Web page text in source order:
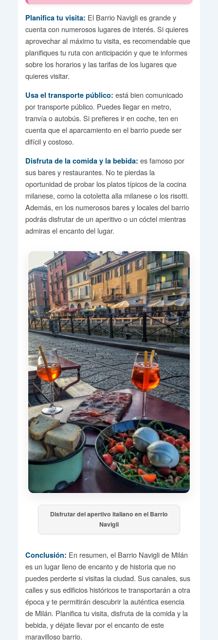
Planifica tu visita: El Barrio Navigli es grande y
cuenta con numerosos lugares de interés. Si quieres
aprovechar al máximo tu visita, es recomendable que
planifiques tu ruta con anticipación y que te informes
sobre los horarios y las tarifas de los lugares que
quieres visitar.
Usa el transporte público: está bien comunicado
por transporte público. Puedes llegar en metro,
tranvía o autobús. Si prefieres ir en coche, ten en
cuenta que el aparcamiento en el barrio puede ser
difícil y costoso.
Disfruta de la comida y la bebida: es famoso por
sus bares y restaurantes. No te pierdas la
oportunidad de probar los platos típicos de la cocina
milanese, como la cotoletta alla milanese o los risotti.
Además, en los numerosos bares y locales del barrio
podrás disfrutar de un aperitivo o un cóctel mientras
admiras el encanto del lugar.
Disfrutar del apertivo italiano en el Barrio
Navigli
Conclusión: En resumen, el Barrio Navigli de Milán
es un lugar lleno de encanto y de historia que no
puedes perderte si visitas la ciudad. Sus canales, sus
calles y sus edificios históricos te transportarán a otra
época y te permitirán descubrir la auténtica esencia
de Milán. Planifica tu visita, disfruta de la comida y la
bebida, y déjate llevar por el encanto de este
maravilloso barrio.